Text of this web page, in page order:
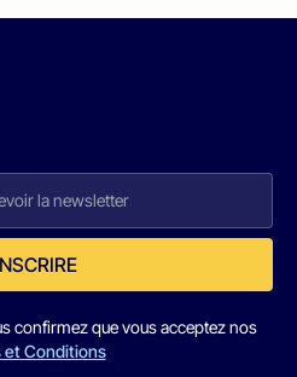
confirmez que vous acceptez nos
et Conditions